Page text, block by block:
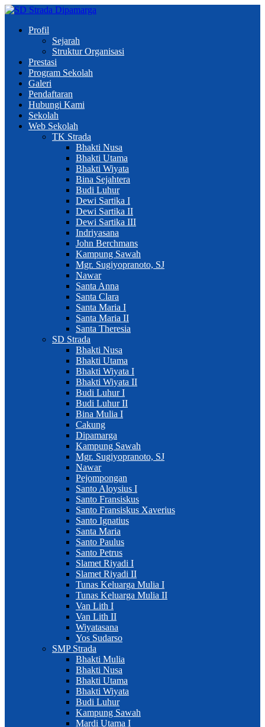
Profil
Sejarah
Struktur Organisasi
Prestasi
Program Sekolah
Galeri
Pendaftaran
Hubungi Kami
Sekolah
Web Sekolah
TK Strada
Bhakti Nusa
Bhakti Utama
Bhakti Wiyata
Bina Sejahtera
Budi Luhur
Dewi Sartika I
Dewi Sartika II
Dewi Sartika III
Indriyasana
John Berchmans
Kampung Sawah
Mgr. Sugiyopranoto, SJ
Nawar
Santa Anna
Santa Clara
Santa Maria I
Santa Maria II
Santa Theresia
SD Strada
Bhakti Nusa
Bhakti Utama
Bhakti Wiyata I
Bhakti Wiyata II
Budi Luhur I
Budi Luhur II
Bina Mulia I
Cakung
Dipamarga
Kampung Sawah
Mgr. Sugiyopranoto, SJ
Nawar
Pejompongan
Santo Aloysius I
Santo Fransiskus
Santo Fransiskus Xaverius
Santo Ignatius
Santa Maria
Santo Paulus
Santo Petrus
Slamet Riyadi I
Slamet Riyadi II
Tunas Keluarga Mulia I
Tunas Keluarga Mulia II
Van Lith I
Van Lith II
Wiyatasana
Yos Sudarso
SMP Strada
Bhakti Mulia
Bhakti Nusa
Bhakti Utama
Bhakti Wiyata
Budi Luhur
Kampung Sawah
Mardi Utama I